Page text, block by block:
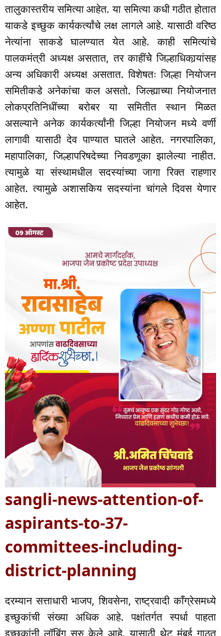
तालुकास्तरीय समित्या आहेत. या समित्या कधी गठीत होतात
याकडे इच्छुक कार्यकर्त्यांचे लक्ष लागले आहे. यासाठी वरिष्ठ
नेत्यांना साकडे घालण्यात येत आहे. काही समित्यांचे
पालकमंत्री अध्यक्ष असतात, तर काहींचेे जिल्हाधिकार्‍यांसह
अन्य अधिकारी अध्यक्ष असतात. विशेषतः जिल्हा नियोजन
समितीकडे अनेकांचा कल असतो. जिल्ह्याच्या नियोजनात
लोकप्रतिनिधींच्या बरोबर या समितीत स्थान मिळत
असल्याने अनेक कार्यकर्त्यांनी जिल्हा नियोजन मध्ये वर्णी
लागावी यासाठी देव पाण्यात घातले आहेत. नगरपालिका,
महापालिका, जिल्हापरिषदेच्या निवडणूका झालेल्या नाहीत.
त्यामुळे या संस्थामधील सदस्यांच्या जागा रिक्त राहणार
आहेत. त्यामुळे अशासकिय सदस्यांना चांगले दिवस येणार
आहेत.
sangli-news-attention-of-
aspirants-to-37-
committees-including-
district-planning
दरम्यान सत्ताधारी भाजप, शिवसेना, राष्ट्रवादी काँग्रेसमध्ये
इच्छुकांची संख्या अधिक आहे. पक्षांतर्गत स्पर्धा पाहता
इच्छुकांनी लॉबिंग सुरु केले आहे. यासाठी थेट मुंबई गाठत